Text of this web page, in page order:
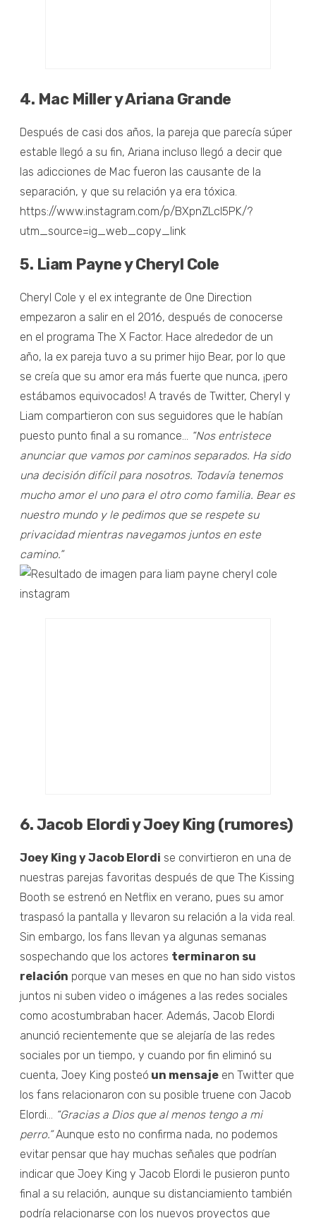
4. Mac Miller y Ariana Grande
Después de casi dos años, la pareja que parecía súper
estable llegó a su fin, Ariana incluso llegó a decir que
las adicciones de Mac fueron las causante de la
separación, y que su relación ya era tóxica.
https://www.instagram.com/p/BXpnZLcl5PK/?
utm_source=ig_web_copy_link
5. Liam Payne y Cheryl Cole
Cheryl Cole y el ex integrante de One Direction
empezaron a salir en el 2016, después de conocerse
en el programa The X Factor. Hace alrededor de un
año, la ex pareja tuvo a su primer hijo Bear, por lo que
se creía que su amor era más fuerte que nunca, ¡pero
estábamos equivocados! A través de Twitter, Cheryl y
Liam compartieron con sus seguidores que le habían
puesto punto final a su romance…
“Nos entristece
anunciar que vamos por caminos separados. Ha sido
una decisión difícil para nosotros. Todavía tenemos
mucho amor el uno para el otro como familia. Bear es
nuestro mundo y le pedimos que se respete su
privacidad mientras navegamos juntos en este
camino.”
6. Jacob Elordi y Joey King (rumores)
Joey King y Jacob Elordi se convirtieron en una de
nuestras parejas favoritas después de que The Kissing
Booth se estrenó en Netflix en verano, pues su amor
traspasó la pantalla y llevaron su relación a la vida real.
Sin embargo, los fans llevan ya algunas semanas
sospechando que los actores terminaron su
relación porque van meses en que no han sido vistos
juntos ni suben video o imágenes a las redes sociales
como acostumbraban hacer. Además, Jacob Elordi
anunció recientemente que se alejaría de las redes
sociales por un tiempo, y cuando por fin eliminó su
cuenta, Joey King posteó un mensaje en Twitter que
los fans relacionaron con su posible truene con Jacob
Elordi…
“Gracias a Dios que al menos tengo a mi
perro.”Aunque esto no confirma nada, no podemos
evitar pensar que hay muchas señales que podrían
indicar que Joey King y Jacob Elordi le pusieron punto
final a su relación, aunque su distanciamiento también
podría relacionarse con los nuevos proyectos que